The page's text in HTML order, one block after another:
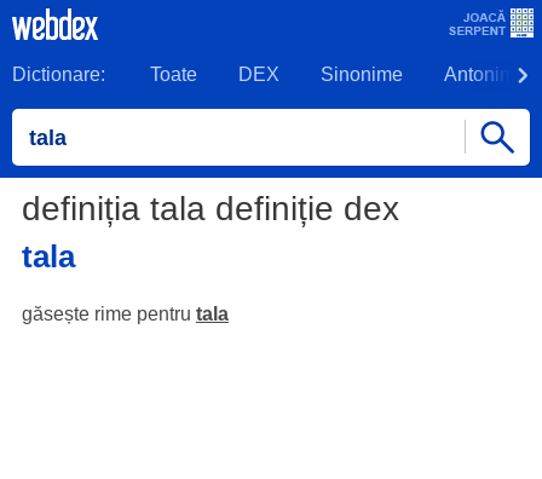
Dictionare: Toate DEX Sinonime Antonime
definiția tala definiție dex
tala
găsește rime pentru tala